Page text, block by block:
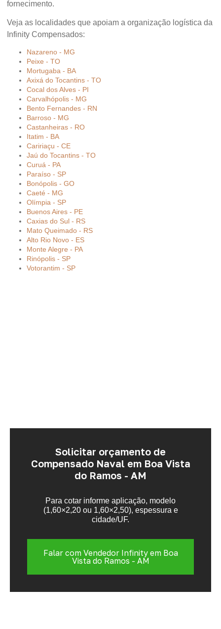
fornecimento.
Veja as localidades que apoiam a organização logística da
Infinity Compensados:
Nazareno - MG
Peixe - TO
Mortugaba - BA
Axixá do Tocantins - TO
Cocal dos Alves - PI
Carvalhópolis - MG
Bento Fernandes - RN
Barroso - MG
Castanheiras - RO
Itatim - BA
Caririaçu - CE
Jaú do Tocantins - TO
Curuá - PA
Paraíso - SP
Bonópolis - GO
Caeté - MG
Olímpia - SP
Buenos Aires - PE
Caxias do Sul - RS
Mato Queimado - RS
Alto Rio Novo - ES
Monte Alegre - PA
Rinópolis - SP
Votorantim - SP
Solicitar orçamento de
Compensado Naval em Boa Vista
do Ramos - AM
Para cotar informe aplicação, modelo
(1,60×2,20 ou 1,60×2,50), espessura e
cidade/UF.
Falar com Vendedor Infinity em Boa
Vista do Ramos - AM